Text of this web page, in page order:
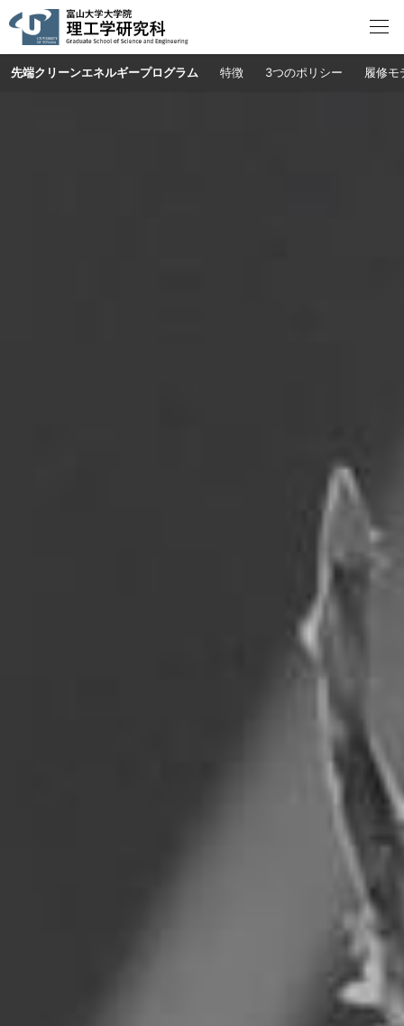
先端クリーンエネルギープログラム 特徴 3つのポリシー 履修モ